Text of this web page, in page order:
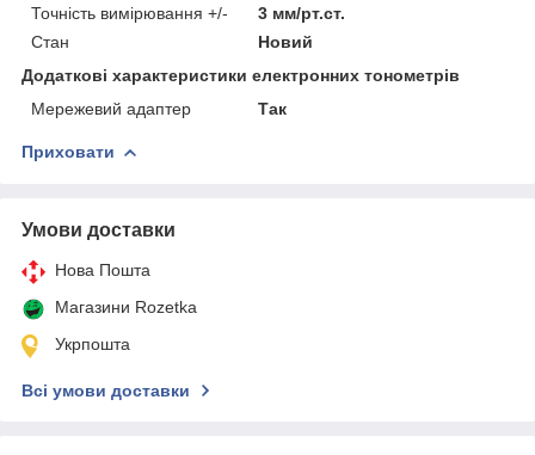
Точність вимірювання +/-
3 мм/рт.ст.
Стан
Новий
Додаткові характеристики електронних тонометрів
Мережевий адаптер
Так
Приховати
Умови доставки
Нова Пошта
Магазини Rozetka
Укрпошта
Всі умови доставки